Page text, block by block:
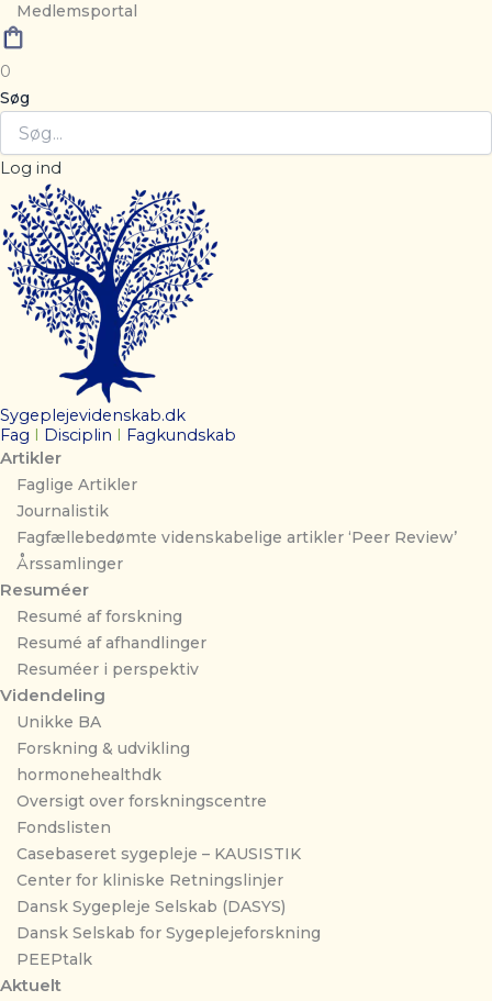
Medlemsportal
0
Søg
Log ind
Sygeplejevidenskab.dk
Fag
Disciplin Fagkundskab
Artikler
Faglige Artikler
Journalistik
Fagfællebedømte videnskabelige artikler ‘Peer Review’
Årssamlinger
Resuméer
Resumé af forskning
Resumé af afhandlinger
Resuméer i perspektiv
Videndeling
Unikke BA
Forskning & udvikling
hormonehealthdk
Oversigt over forskningscentre
Fondslisten
Casebaseret sygepleje – KAUSISTIK
Center for kliniske Retningslinjer
Dansk Sygepleje Selskab (DASYS)
Dansk Selskab for Sygeplejeforskning
PEEPtalk
Aktuelt